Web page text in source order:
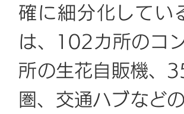
確に細分化してい
は、102カ所のコ
所の生花自販機、
圏、交通ハブなど